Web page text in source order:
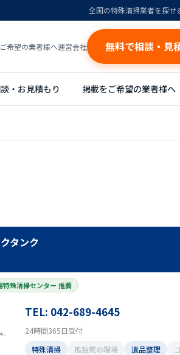
全国の特殊清掃業者を探せ
希望の業者様へ運営会社 無料で相談・見
・お見積もり 掲載をご希望の業者様へ
タンク
特殊清掃センター 推薦
TEL: 042-689-4645
24時間365日受付
特殊清掃
孤独死の現場 遺品整理